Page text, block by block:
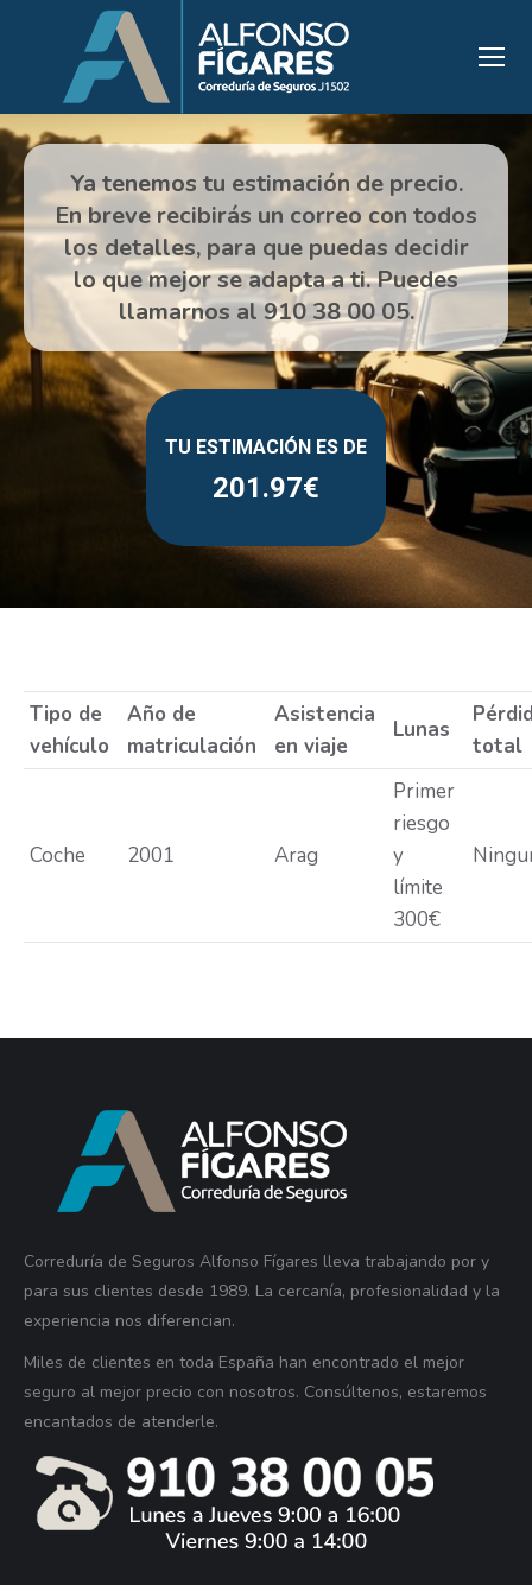
201.97
Estás aquí:
Tipo de
vehículo
Año de
matriculación
Asistencia
en viaje
Lunas
total
Coche 2001 Arag
Primer
riesgo
y
límite
300€
Correduría de Seguros Alfonso Fígares lleva trabajando por y
para sus clientes desde 1989. La cercanía, profesionalidad y la
experiencia nos diferencian.
Miles de clientes en toda España han encontrado el mejor
seguro al mejor precio con nosotros. Consúltenos, estaremos
encantados de atenderle.